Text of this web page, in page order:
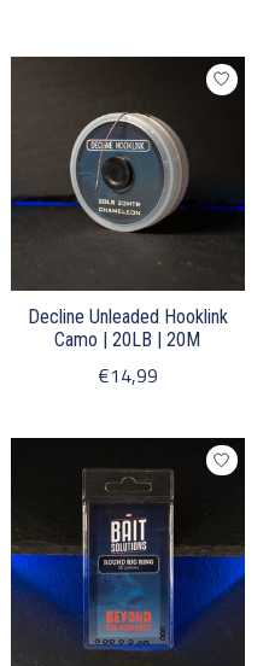
Decline Unleaded Hooklink
Camo | 20LB | 20M
€14,99